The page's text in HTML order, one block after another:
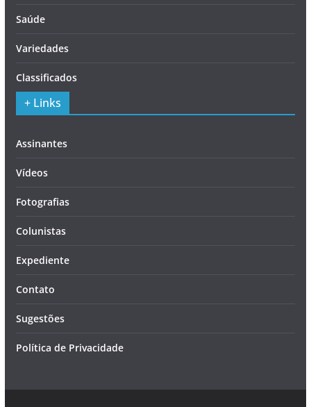
Saúde
Variedades
Classificados
+ Links
Assinantes
Vídeos
Fotografias
Colunistas
Expediente
Contato
Sugestões
Política de Privacidade